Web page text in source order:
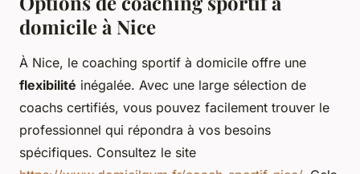
domicile à Nice
À Nice, le coaching sportif à domicile offre une
flexibilité inégalée. Avec une large sélection de
coachs certifiés, vous pouvez facilement trouver le
professionnel qui répondra à vos besoins
spécifiques. Consultez le site